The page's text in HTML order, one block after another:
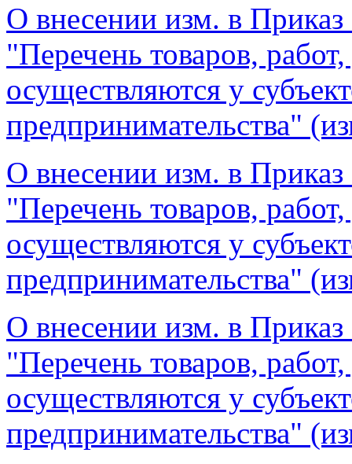
О внесении изм. в
"Перечень товаров,
осуществляются у
предпринимательства"
О внесении изм. в
"Перечень товаров,
осуществляются у
предпринимательства"
О внесении изм. в
"Перечень товаров,
осуществляются у
предпринимательства"